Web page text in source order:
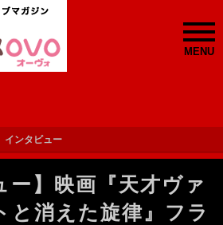
MENU
インタビュー
ー】映画『天才ヴァ
と消えた旋律』フラ